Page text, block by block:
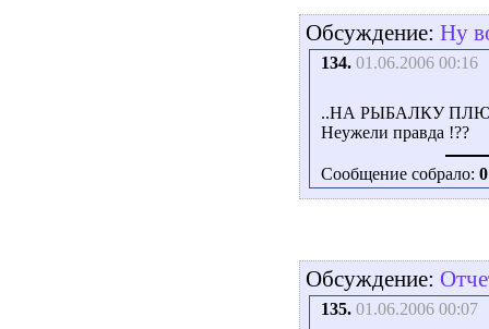
Обсуждение: Ну
134. 01.06.2006 00:16
..НА РЫБАЛКУ
Неужели правда !??
Сообщение собрало: 0
Обсуждение:
135. 01.06.2006 00:07